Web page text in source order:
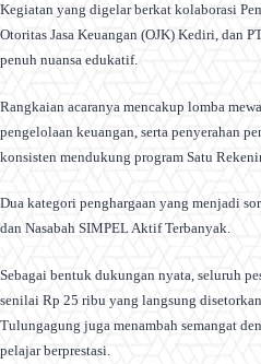
Kegiatan yang digelar berkat kolaborasi
Otoritas Jasa Keuangan (OJK) Kediri, dan
penuh nuansa edukatif.
Rangkaian acaranya mencakup lomba
pengelolaan keuangan, serta penyerahan
konsisten mendukung program Satu
Dua kategori penghargaan yang menjadi
dan Nasabah SIMPEL Aktif Terbanyak.
Sebagai bentuk dukungan nyata, seluruh
senilai Rp 25 ribu yang langsung
Tulungagung juga menambah semangat
pelajar berprestasi.